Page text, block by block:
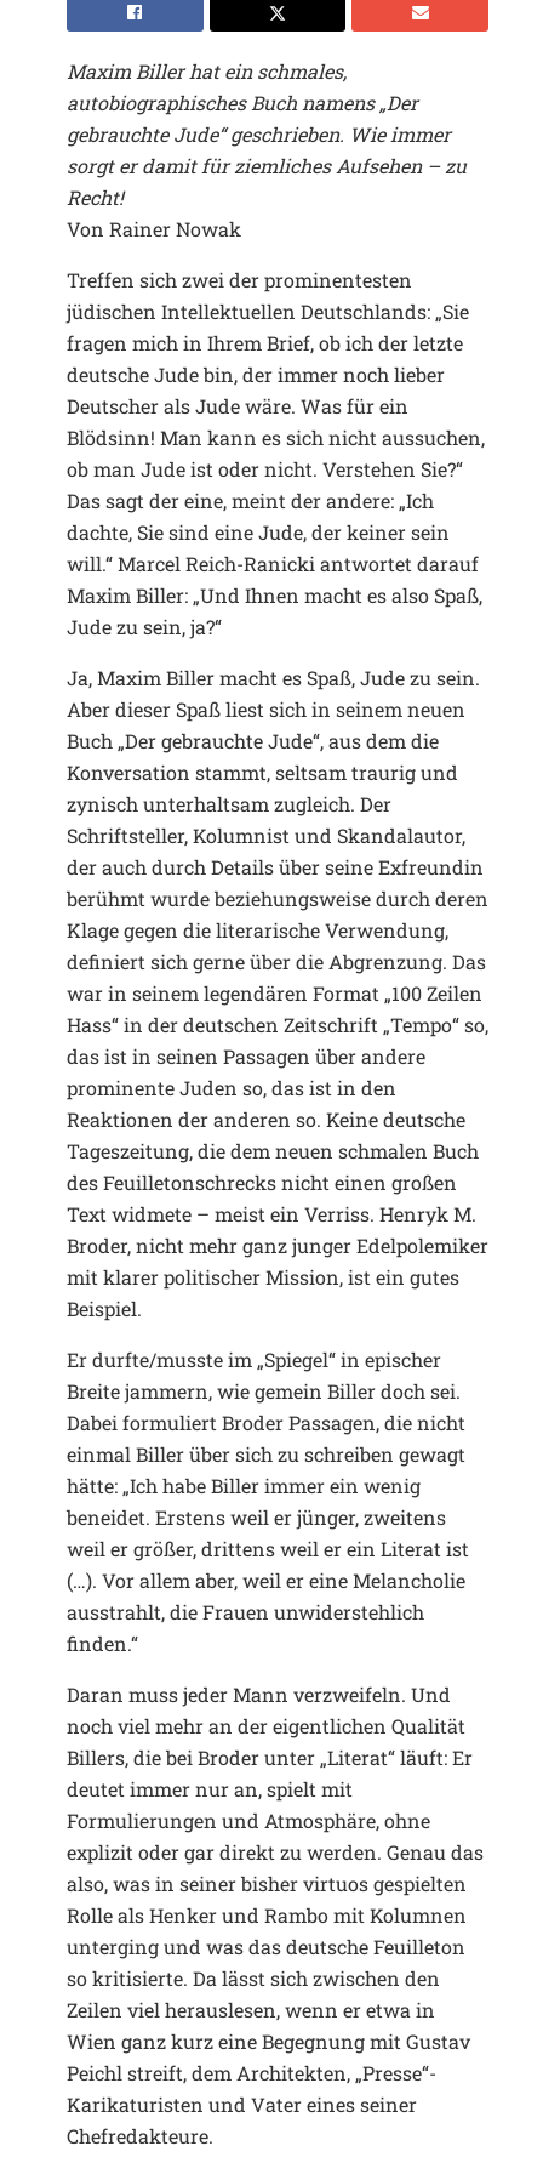
Maxim Biller hat ein schmales,
autobiographisches Buch namens „Der
gebrauchte Jude“ geschrieben. Wie immer
sorgt er damit für ziemliches Aufsehen – zu
Recht!
Von Rainer Nowak
Treffen sich zwei der prominentesten
jüdischen Intellektuellen Deutschlands: „Sie
fragen mich in Ihrem Brief, ob ich der letzte
deutsche Jude bin, der immer noch lieber
Deutscher als Jude wäre. Was für ein
Blödsinn! Man kann es sich nicht aussuchen,
ob man Jude ist oder nicht. Verstehen Sie?“
Das sagt der eine, meint der andere: „Ich
dachte, Sie sind eine Jude, der keiner sein
will.“ Marcel Reich-Ranicki antwortet darauf
Maxim Biller: „Und Ihnen macht es also Spaß,
Jude zu sein, ja?“
Ja, Maxim Biller macht es Spaß, Jude zu sein.
Aber dieser Spaß liest sich in seinem neuen
Buch „Der gebrauchte Jude“, aus dem die
Konversation stammt, seltsam traurig und
zynisch unterhaltsam zugleich. Der
Schriftsteller, Kolumnist und Skandalautor,
der auch durch Details über seine Exfreundin
berühmt wurde beziehungsweise durch deren
Klage gegen die literarische Verwendung,
definiert sich gerne über die Abgrenzung. Das
war in seinem legendären Format „100 Zeilen
Hass“ in der deutschen Zeitschrift „Tempo“ so,
das ist in seinen Passagen über andere
prominente Juden so, das ist in den
Reaktionen der anderen so. Keine deutsche
Tageszeitung, die dem neuen schmalen Buch
des Feuilletonschrecks nicht einen großen
Text widmete – meist ein Verriss. Henryk M.
Broder, nicht mehr ganz junger Edelpolemiker
mit klarer politischer Mission, ist ein gutes
Beispiel.
Er durfte/musste im „Spiegel“ in epischer
Breite jammern, wie gemein Biller doch sei.
Dabei formuliert Broder Passagen, die nicht
einmal Biller über sich zu schreiben gewagt
hätte: „Ich habe Biller immer ein wenig
beneidet. Erstens weil er jünger, zweitens
weil er größer, drittens weil er ein Literat ist
(…). Vor allem aber, weil er eine Melancholie
ausstrahlt, die Frauen unwiderstehlich
finden.“
Daran muss jeder Mann verzweifeln. Und
noch viel mehr an der eigentlichen Qualität
Billers, die bei Broder unter „Literat“ läuft: Er
deutet immer nur an, spielt mit
Formulierungen und Atmosphäre, ohne
explizit oder gar direkt zu werden. Genau das
also, was in seiner bisher virtuos gespielten
Rolle als Henker und Rambo mit Kolumnen
unterging und was das deutsche Feuilleton
so kritisierte. Da lässt sich zwischen den
Zeilen viel herauslesen, wenn er etwa in
Wien ganz kurz eine Begegnung mit Gustav
Peichl streift, dem Architekten, „Presse“-
Karikaturisten und Vater eines seiner
Chefredakteure.